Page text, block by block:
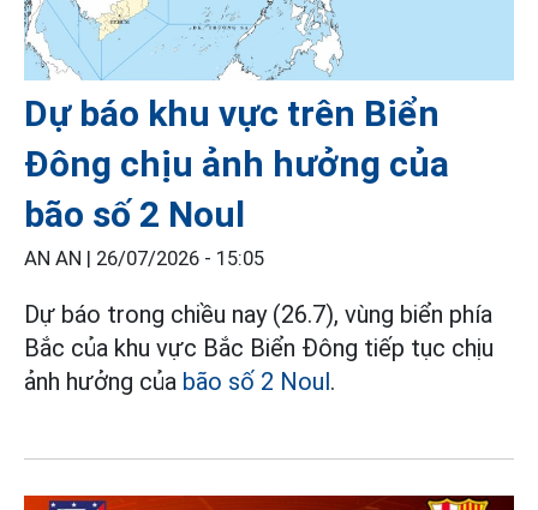
Dự báo khu vực trên Biển
Đông chịu ảnh hưởng của
bão số 2 Noul
AN AN | 26/07/2026 - 15:05
Dự báo trong chiều nay (26.7), vùng biển phía
Bắc của khu vực Bắc Biển Đông tiếp tục chịu
ảnh hưởng của bão số 2 Noul.